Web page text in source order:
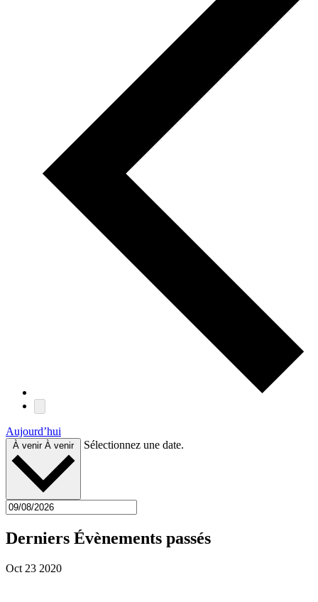
Aujourd’hui
À venir À venir Sélectionnez une date.
Derniers Évènements passés
Oct 23 2020